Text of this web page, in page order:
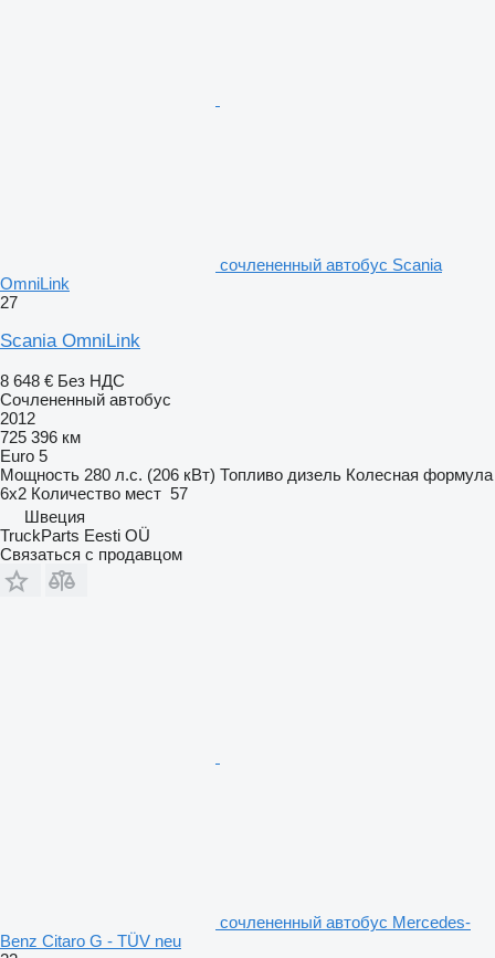
сочлененный автобус Scania
OmniLink
27
Scania OmniLink
8 648 € Без НДС
Сочлененный автобус
2012
725 396 км
Euro 5
Мощность 280 л.с. (206 кВт) Топливо дизель Колесная формула
6x2 Количество мест 57
Швеция
TruckParts Eesti OÜ
Связаться с продавцом
сочлененный автобус Mercedes-
Benz Citaro G - TÜV neu